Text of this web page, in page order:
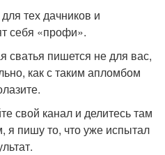
тех дачников и
себя «профи».
сватья пишется не для вас,
как с таким апломбом
свой канал и делитесь там
я пишу то, что уже испытал